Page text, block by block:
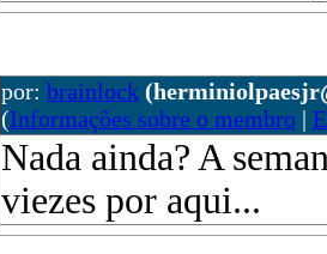
por: brainlock
(Informações sobre o membro|
Nada ainda? A
viezes por aqui...